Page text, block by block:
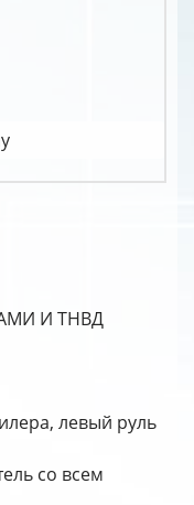
И ТНВД
левый руль
со всем